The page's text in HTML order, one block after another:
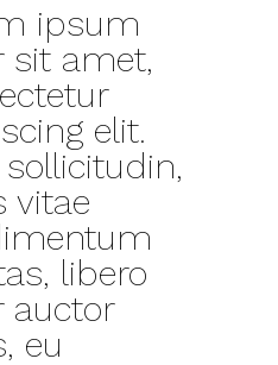
ipsum
sit amet,
elit.
vitae
libero
auctor
eu